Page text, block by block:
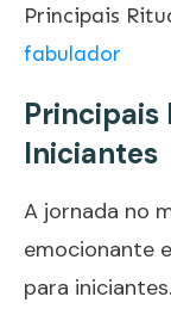
Principais
fabulador
Principais
Iniciantes
A jornada no
emocionante
para